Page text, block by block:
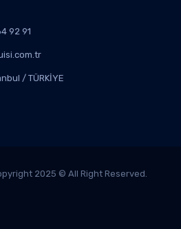
92 91
/ TÜRKİYE
2025 © All Right Reserved.